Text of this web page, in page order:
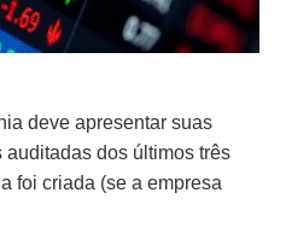
deve apresentar suas
dos últimos três
foi criada (se a empresa